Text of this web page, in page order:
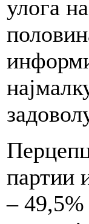
улога
партии
– 49,5%